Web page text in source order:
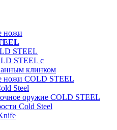
ножи
STEEL
STEEL с
клинком
ножи COLD STEEL
Steel
оружие COLD STEEL
Cold Steel